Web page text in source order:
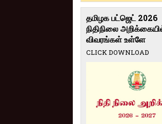
தமிழக பட்ஜெட் 2026
நிதிநிலை
விவரங்கள் உள்ளே
CLICK DOWNLOAD